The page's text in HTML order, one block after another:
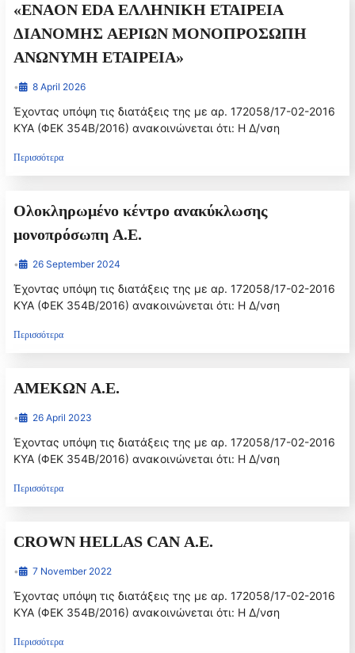
«ENAON EDA ΕΛΛΗΝΙΚΗ ΕΤΑΙΡΕΙΑ
ΔΙΑΝΟΜΗΣ ΑΕΡΙΩΝ ΜOΝΟΠΡΟΣΩΠΗ
ΑΝΩΝΥΜΗ ΕΤΑΙΡΕΙΑ»
• 8 April 2026
Έχοντας υπόψη τις διατάξεις της με αρ. 172058/17-02-2016
ΚΥΑ (ΦΕΚ 354Β/2016) ανακοινώνεται ότι: Η Δ/νση
Περισσότερα
Ολοκληρωμένο κέντρο ανακύκλωσης
μονοπρόσωπη Α.Ε.
• 26 September 2024
Έχοντας υπόψη τις διατάξεις της με αρ. 172058/17-02-2016
ΚΥΑ (ΦΕΚ 354Β/2016) ανακοινώνεται ότι: Η Δ/νση
Περισσότερα
ΑΜΕΚΩΝ Α.Ε.
• 26 April 2023
Έχοντας υπόψη τις διατάξεις της με αρ. 172058/17-02-2016
ΚΥΑ (ΦΕΚ 354Β/2016) ανακοινώνεται ότι: Η Δ/νση
Περισσότερα
CROWN HELLAS CAN A.E.
• 7 November 2022
Έχοντας υπόψη τις διατάξεις της με αρ. 172058/17-02-2016
ΚΥΑ (ΦΕΚ 354Β/2016) ανακοινώνεται ότι: Η Δ/νση
Περισσότερα